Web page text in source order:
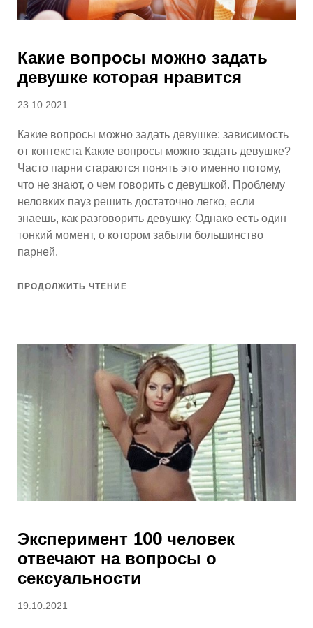
Какие вопросы можно задать
девушке которая нравится
Опубликовано
23.10.2021
Какие вопросы можно задать девушке: зависимость
от контекста Какие вопросы можно задать девушке?
Часто парни стараются понять это именно потому,
что не знают, о чем говорить с девушкой. Проблему
неловких пауз решить достаточно легко, если
знаешь, как разговорить девушку. Однако есть один
тонкий момент, о котором забыли большинство
парней.
ПРОДОЛЖИТЬ ЧТЕНИЕ
Эксперимент 100 человек
отвечают на вопросы о
сексуальности
Опубликовано
19.10.2021